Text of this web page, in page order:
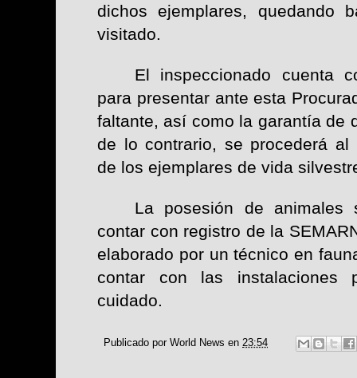
dichos ejemplares, quedando
visitado.
El inspeccionado cuenta
para presentar ante esta
faltante, así como la garantía de
de lo contrario, se procederá al
de los ejemplares de vida
La posesión de animales
contar con registro de la
elaborado por un técnico en
contar con las instalaciones
cuidado.
Publicado por World News en 23:54